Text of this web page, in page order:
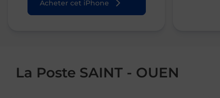
Acheter cet iPhone
La Poste SAINT - OUEN